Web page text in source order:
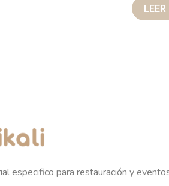
especifico para restauración y